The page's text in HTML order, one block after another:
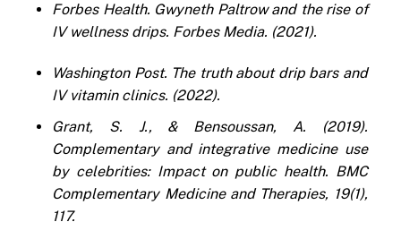
Forbes Health. Gwyneth Paltrow and the rise of
IV wellness drips. Forbes Media. (2021).
Washington Post. The truth about drip bars and
IV vitamin clinics. (2022).
Grant, S. J., & Bensoussan, A. (2019).
Complementary and integrative medicine use
by celebrities: Impact on public health. BMC
Complementary Medicine and Therapies, 19(1),
117.